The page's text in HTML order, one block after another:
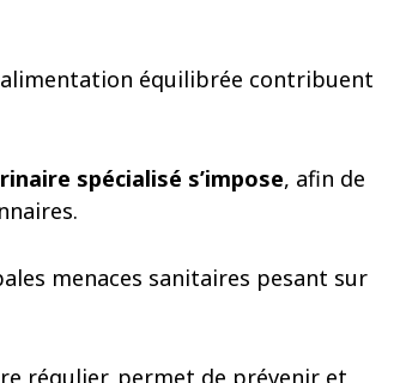
équilibrée contribuent
spécialisé s’impose, afin de
menaces sanitaires pesant sur
régulier, permet de prévenir et